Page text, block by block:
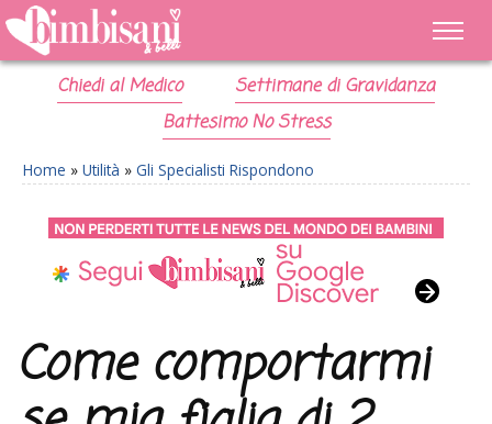
Chiedi al Medico
Settimane di Gravidanza
Battesimo No Stress
Home » Utilità » Gli Specialisti Rispondono
Come comportarmi